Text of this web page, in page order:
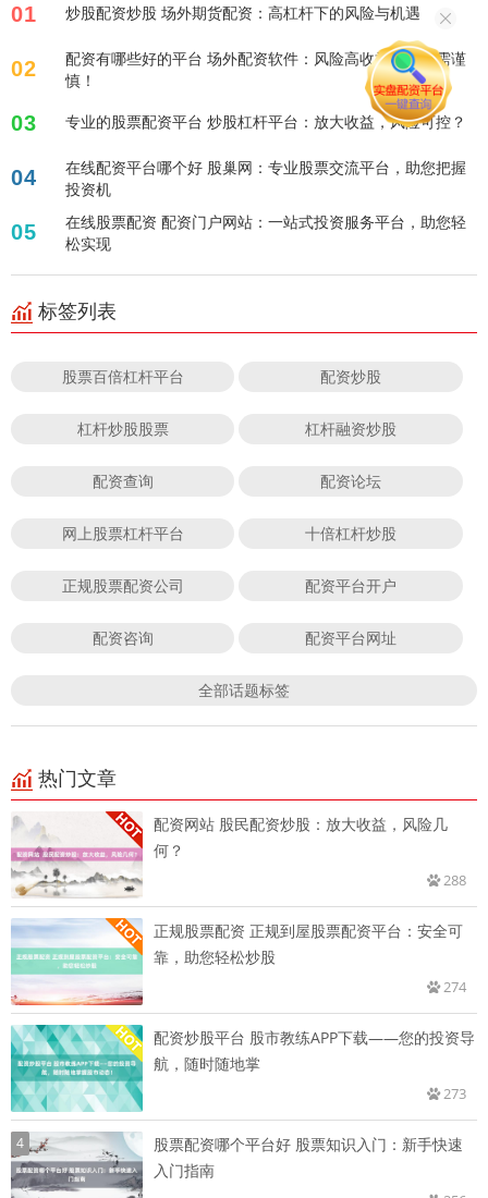
01 炒股配资炒股 场外期货配资：高杠杆下的风险与机遇
02
配资有哪些好的平台 场外配资软件：风险高收益？选择需谨
慎！
03 专业的股票配资平台 炒股杠杆平台：放大收益，风险可控？
04
在线配资平台哪个好 股巢网：专业股票交流平台，助您把握
投资机
05
在线股票配资 配资门户网站：一站式投资服务平台，助您轻
松实现
标签列表
股票百倍杠杆平台 配资炒股
杠杆炒股股票 杠杆融资炒股
配资查询 配资论坛
网上股票杠杆平台 十倍杠杆炒股
正规股票配资公司 配资平台开户
配资咨询 配资平台网址
全部话题标签
热门文章
配资网站 股民配资炒股：放大收益，风险几
何？
288
正规股票配资 正规到屋股票配资平台：安全可
靠，助您轻松炒股
274
配资炒股平台 股市教练APP下载——您的投资导
航，随时随地掌
273
4
股票配资哪个平台好 股票知识入门：新手快速
入门指南